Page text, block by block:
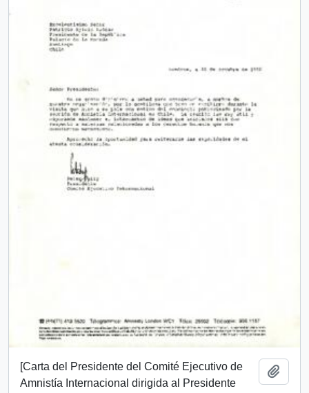
[Carta del Presidente del Comité Ejecutivo de
Amnistía Internacional dirigida al Presidente